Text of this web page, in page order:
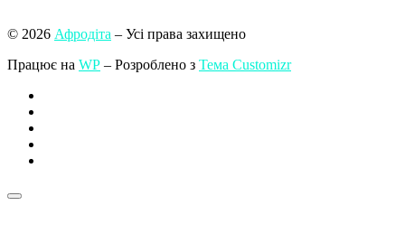
© 2026 Афродіта – Усі права захищено
Працює на WP – Розроблено з Тема Customizr